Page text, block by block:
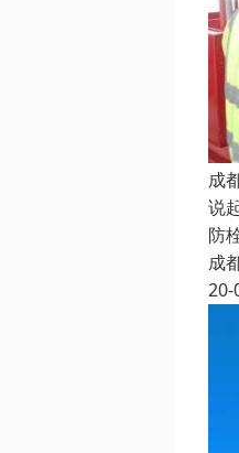
成
说
防
成
20-